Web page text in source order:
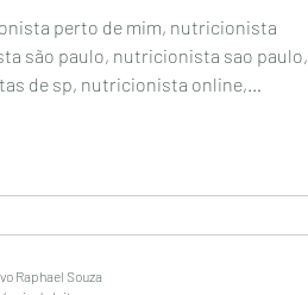
perto de mim, nutricionista
são paulo, nutricionista sao paulo,
de sp, nutricionista online,
melhor nutricionista de sp,
Raphael Souza